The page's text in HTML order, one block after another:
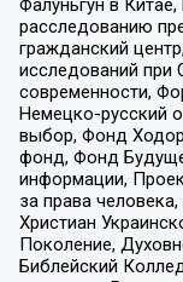
Фалуньгун в
расследованию
гражданский
исследований при
современности,
Немецко-русский
выбор, Фонд
фонд, Фонд
информации,
за права
Христиан
Поколение,
Библейский